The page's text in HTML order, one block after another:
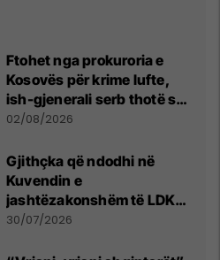
Ftohet nga prokuroria e
Kosovës për krime lufte,
ish-gjenerali serb thotë se
dikush e tradhtoi në
02/08/2026
Gjithçka që ndodhi në
Kuvendin e
jashtëzakonshëm të LDK-
së
30/07/2026